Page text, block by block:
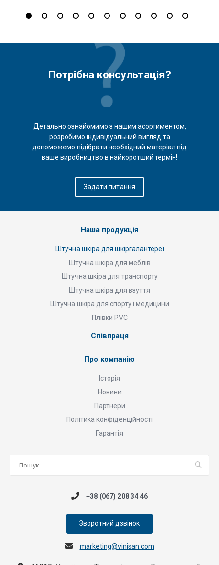
Потрібна консультація?
Детально ознайомимо з нашим асортиментом,
розробимо індивідуальний вигляд та
допоможемо підібрати необхідний матеріал під
ваше виробництво в найкоротший термін!
Задати питання
Наша продукція
Штучна шкіра для шкіргалантереї
Штучна шкіра для меблів
Штучна шкіра для транспорту
Штучна шкіра для взуття
Штучна шкіра для спорту і медицини
Плівки PVC
Співпраця
Про компанію
Історія
Новини
Партнери
Політика конфіденційності
Гарантія
+38 (067) 208 34 46
Зворотний дзвінок
marketing@vinisan.com